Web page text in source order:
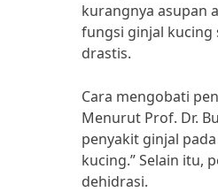
kurangnya asupan
fungsi ginjal kucing
drastis.
Cara mengobati
Menurut Prof. Dr.
penyakit ginjal
kucing.” Selain itu,
dehidrasi.